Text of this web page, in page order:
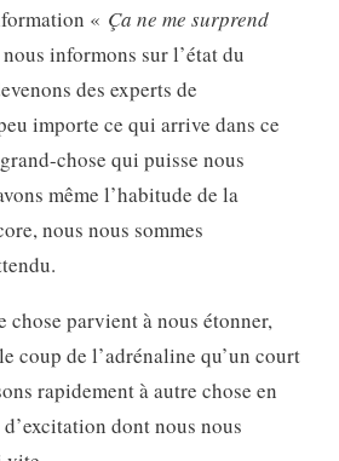
« Ça ne me surprend
informons sur l’état du
des experts de
importe ce qui arrive dans ce
chose qui puisse nous
même l’habitude de la
nous nous sommes
chose parvient à nous étonner,
coup de l’adrénaline qu’un court
rapidement à autre chose en
dont nous nous